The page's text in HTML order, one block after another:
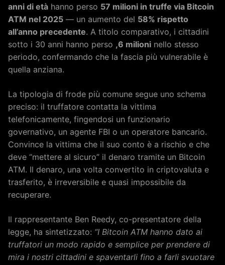
anni di età hanno perso 57 milioni in truffe via Bitcoin
ATM nel 2025 — un aumento del 58% rispetto
all’anno precedente. A titolo comparativo, i cittadini
sotto i 30 anni hanno perso ,6 milioni nello stesso
periodo, confermando che la fascia più vulnerabile è
quella anziana.
La tipologia di frode più comune segue uno schema
preciso: il truffatore contatta la vittima
telefonicamente, fingendosi un funzionario
governativo, un agente FBI o un operatore bancario.
Convince la vittima che il suo conto è a rischio e che
deve “mettere al sicuro” il denaro tramite un Bitcoin
ATM. Il denaro, una volta convertito in criptovaluta e
trasferito, è irreversibile e quasi impossibile da
recuperare.
Il rappresentante Ben Reedy, co-presentatore della
legge, ha sintetizzato: “I Bitcoin ATM hanno dato ai
truffatori un modo rapido e semplice per prendere di
mira i nostri cittadini e spaventarli fino a farli svuotare